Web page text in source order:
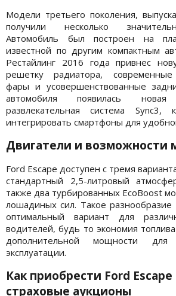
Модели третьего поколения,
получили несколько
Автомобиль был построен на
известной по другим компактным
Рестайлинг 2016 года привнес
решетку радиатора, современные
фары и усовершенствованные
автомобиля появилась новая
развлекательная система Sync3,
интегрировать смартфоны для
Двигатели и возможности
Ford Escape доступен с тремя
стандартный 2,5-литровый
также два турбированных EcoBoost
лошадиных сил. Такое разнообразие
оптимальный вариант для
водителей, будь то экономия
дополнительной мощности для
эксплуатации.
Как приобрести Ford Escape
страховые аукционы